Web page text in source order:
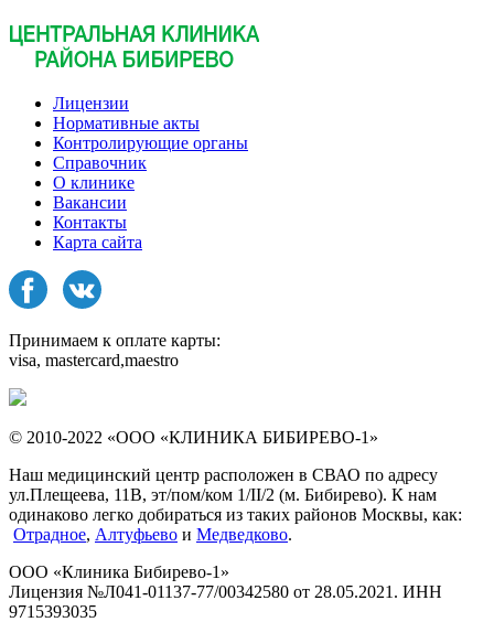
Лицензии
Нормативные акты
Контролирующие органы
Справочник
О клинике
Вакансии
Контакты
Карта сайта
Принимаем к оплате карты:
visa, mastercard,maestro
© 2010-2022 «ООО «КЛИНИКА БИБИРЕВО-1»
Наш медицинский центр расположен в СВАО по адресу
ул.Плещеева, 11В, эт/пом/ком 1/II/2 (м. Бибирево). К нам
одинаково легко добираться из таких районов Москвы, как:
Отрадное, Алтуфьево и Медведково.
ООО «Клиника Бибирево-1»
Лицензия №Л041-01137-77/00342580 от 28.05.2021. ИНН
9715393035